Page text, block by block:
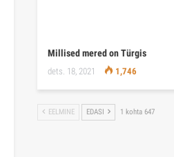
Millised mered on Türgis
dets. 18, 2021 1,746
EELMINE EDASI 1 kohta 647